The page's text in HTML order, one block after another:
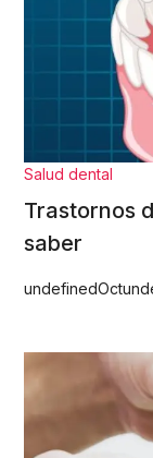
Salud dental
Trastornos
saber
undefinedOct